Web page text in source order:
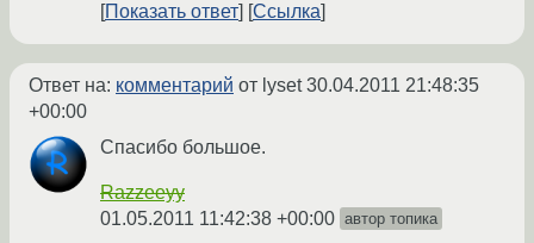
Показать ответ
Ссылка
Ответ на: комментарий от lyset30.04.2011 21:48:35
+00:00
Спасибо большое.
Razzeeyy
01.05.2011 11:42:38 +00:00 автор топика